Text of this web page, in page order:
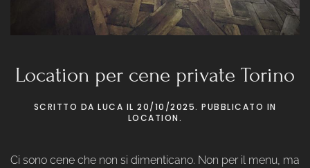
Location per cene private Torino
SCRITTO DA LUCA IL 20/10/2025. PUBBLICATO IN
LOCATION.
Ci sono cene che non si dimenticano. Non per il menu, ma